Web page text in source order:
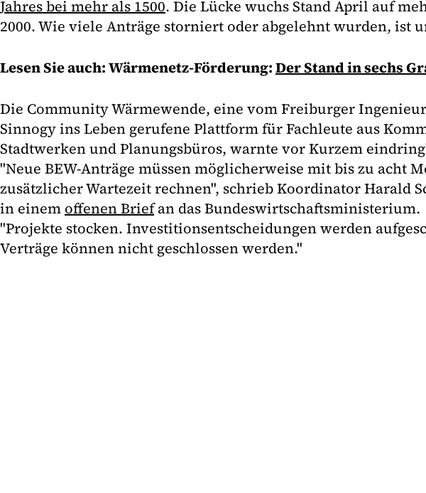
Jahres bei mehr als 1500. Die Lücke wuchs Stand April auf
2000. Wie viele Anträge storniert oder abgelehnt wurden, ist
Lesen Sie auch: Wärmenetz-Förderung:Der Stand in sechs
Die Community Wärmewende, eine vom Freiburger
Sinnogy ins Leben gerufene Plattform für Fachleute aus
Stadtwerken und Planungsbüros, warnte vor Kurzem
"Neue BEW-Anträge müssen möglicherweise mit bis zu acht
zusätzlicher Wartezeit rechnen", schrieb Koordinator Harald
in einem offenen Briefan das Bundeswirtschaftsministerium.
"Projekte stocken. Investitionsentscheidungen werden
Verträge können nicht geschlossen werden."